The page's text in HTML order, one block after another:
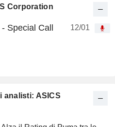
Corporation
Special Call 12/01
analisti: ASICS